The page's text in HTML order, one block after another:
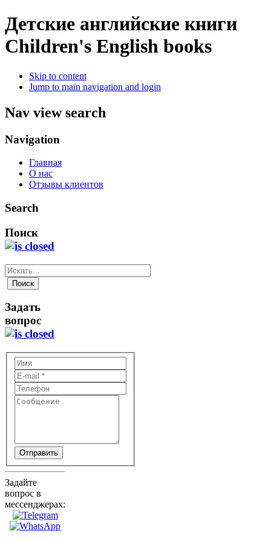
Детские английские книги
Children's English books
Skip to content
Jump to main navigation and login
Nav view search
Navigation
Главная
О нас
Отзывы клиентов
Search
Поиск
Задать
вопрос
Отправить
Задайте
вопрос в
мессенджерах: